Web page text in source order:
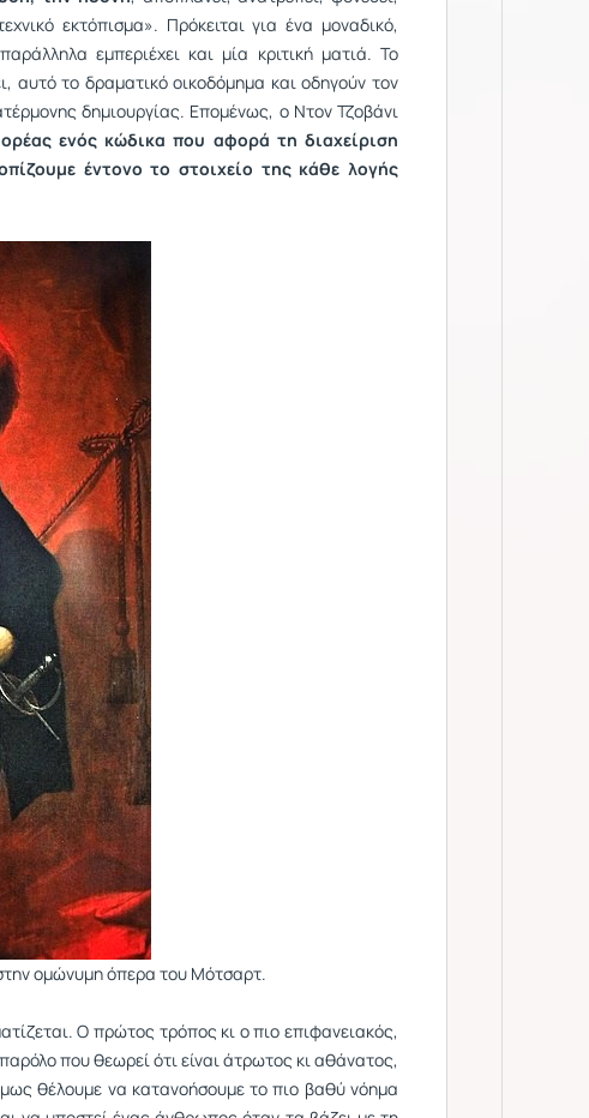
εκτόπισμα». Πρόκειται για ένα μοναδικό,
εμπεριέχει και μία κριτική ματιά. Το
αυτό το δραματικό οικοδόμημα και οδηγούν τον
δημιουργίας. Επομένως, ο Ντον Τζοβάνι
ενός κώδικα που αφορά τη διαχείριση
έντονο το στοιχείο της κάθε λογής
ομώνυμη όπερα του Μότσαρτ.
Ο πρώτος τρόπος κι ο πιο επιφανειακός,
που θεωρεί ότι είναι άτρωτος κι αθάνατος,
θέλουμε να κατανοήσουμε το πιο βαθύ νόημα